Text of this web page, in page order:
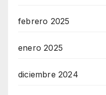
febrero 2025
enero 2025
diciembre 2024